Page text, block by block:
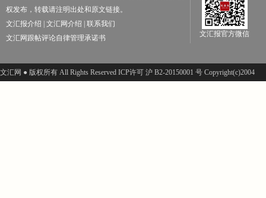
权发布，转载请注明出处和原文链接。
文汇报介绍
文汇网介绍
联系我们
文汇网跟帖评论自律管理承诺书
文汇报官方微信
文汇网 ● 版权所有 All Rights Reserved ICP许可 沪 B2-20150001 号 Copyright(c)2004